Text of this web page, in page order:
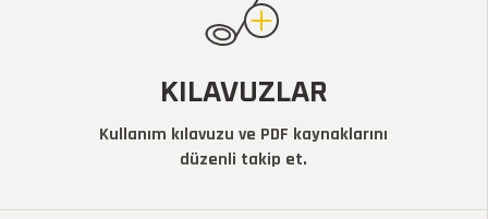
KILAVUZLAR
Kullanım kılavuzu ve PDF kaynaklarını
düzenli takip et.